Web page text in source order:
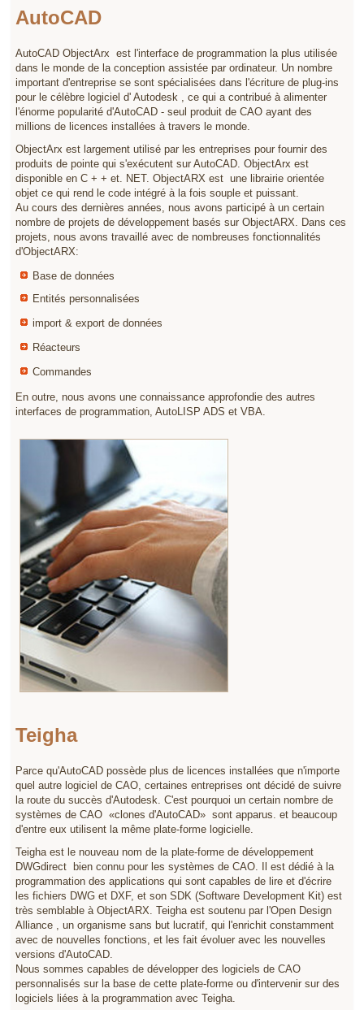
AutoCAD
AutoCAD ObjectArx est l'interface de programmation la plus utilisée
dans le monde de la conception assistée par ordinateur. Un nombre
important d'entreprise se sont spécialisées dans l'écriture de plug-ins
pour le célèbre logiciel d' Autodesk , ce qui a contribué à alimenter
l'énorme popularité d'AutoCAD - seul produit de CAO ayant des
millions de licences installées à travers le monde.
ObjectArx est largement utilisé par les entreprises pour fournir des
produits de pointe qui s'exécutent sur AutoCAD. ObjectArx est
disponible en C + + et. NET. ObjectARX est une librairie orientée
objet ce qui rend le code intégré à la fois souple et puissant.
Au cours des dernières années, nous avons participé à un certain
nombre de projets de développement basés sur ObjectARX. Dans ces
projets, nous avons travaillé avec de nombreuses fonctionnalités
d'ObjectARX:
Base de données
Entités personnalisées
import & export de données
Réacteurs
Commandes
En outre, nous avons une connaissance approfondie des autres
interfaces de programmation, AutoLISP ADS et VBA.
Teigha
Parce qu'AutoCAD possède plus de licences installées que n'importe
quel autre logiciel de CAO, certaines entreprises ont décidé de suivre
la route du succès d'Autodesk. C'est pourquoi un certain nombre de
systèmes de CAO «clones d'AutoCAD» sont apparus. et beaucoup
d'entre eux utilisent la même plate-forme logicielle.
Teigha est le nouveau nom de la plate-forme de développement
DWGdirect bien connu pour les systèmes de CAO. Il est dédié à la
programmation des applications qui sont capables de lire et d'écrire
les fichiers DWG et DXF, et son SDK (Software Development Kit) est
très semblable à ObjectARX. Teigha est soutenu par l'Open Design
Alliance , un organisme sans but lucratif, qui l'enrichit constamment
avec de nouvelles fonctions, et les fait évoluer avec les nouvelles
versions d'AutoCAD.
Nous sommes capables de développer des logiciels de CAO
personnalisés sur la base de cette plate-forme ou d'intervenir sur des
logiciels liées à la programmation avec Teigha.